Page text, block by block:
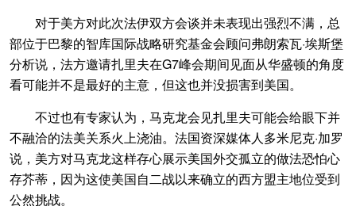
对于美方对此次法伊双方会谈并未表现出强烈不满，总
部位于巴黎的智库国际战略研究基金会顾问弗朗索瓦·埃斯堡
分析说，法方邀请扎里夫在G7峰会期间见面从华盛顿的角度
看可能并不是最好的主意，但这也并没损害到美国。
不过也有专家认为，马克龙会见扎里夫可能会给眼下并
不融洽的法美关系火上浇油。法国资深媒体人多米尼克·加罗
说，美方对马克龙这样存心展示美国外交孤立的做法恐怕心
存芥蒂，因为这使美国自二战以来确立的西方盟主地位受到
公然挑战。